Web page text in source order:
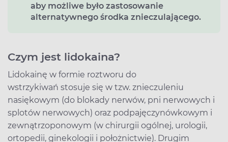
aby możliwe było zastosowanie
alternatywnego środka znieczulającego.
Czym jest lidokaina?
Lidokainę w formie roztworu do
wstrzykiwań stosuje się w tzw. znieczuleniu
nasiękowym (do blokady nerwów, pni nerwowych i
splotów nerwowych) oraz podpajęczynówkowym i
zewnątrzoponowym (w chirurgii ogólnej, urologii,
ortopedii, ginekologii i położnictwie). Drugim